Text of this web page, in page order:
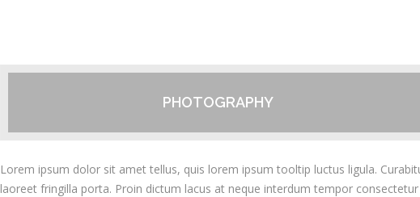
PHOTOGRAPHY
Lorem ipsum dolor sit amet tellus, quis lorem ipsum tooltip luctus ligula.
laoreet fringilla porta. Proin dictum lacus at neque interdum tempor consectetur